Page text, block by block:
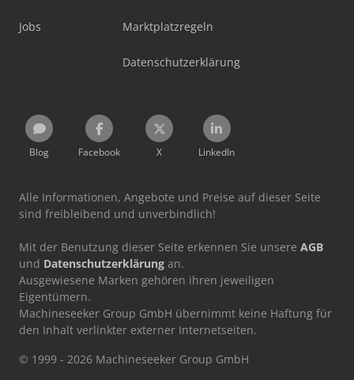
Jobs Marktplatzregeln
Datenschutzerklärung
Blog Facebook X LinkedIn
Alle Informationen, Angebote und Preise auf dieser Seite
sind freibleibend und unverbindlich!
Mit der Benutzung dieser Seite erkennen Sie unsere AGB
und Datenschutzerklärung an.
Ausgewiesene Marken gehören ihren jeweiligen
Eigentümern.
Machineseeker Group GmbH übernimmt keine Haftung für
den Inhalt verlinkter externer Internetseiten.
© 1999 - 2026 Machineseeker Group GmbH